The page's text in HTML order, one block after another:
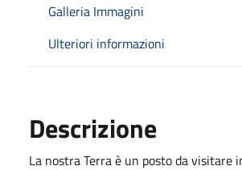
Galleria Immagini
Ulteriori informazioni
Descrizione
La nostra Terra è un posto da visitare